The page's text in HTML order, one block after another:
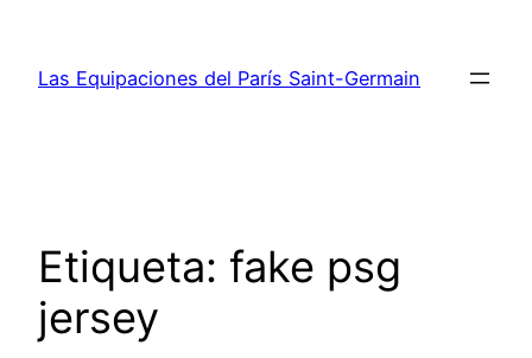
contenido
Las Equipaciones del París Saint-Germain
Etiqueta: fake psg
jersey